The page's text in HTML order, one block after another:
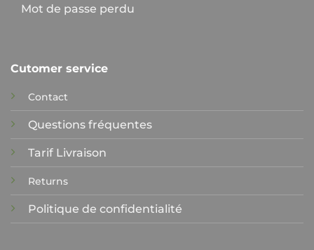
Mot de passe perdu
Cutomer service
Contact
Questions fréquentes
Tarif Livraison
Returns
Politique de confidentialité